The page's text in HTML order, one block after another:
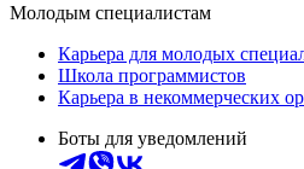
Молодым специалистам
Карьера для молодых
Школа программистов
Карьера в некоммерческих
Боты для уведомлений